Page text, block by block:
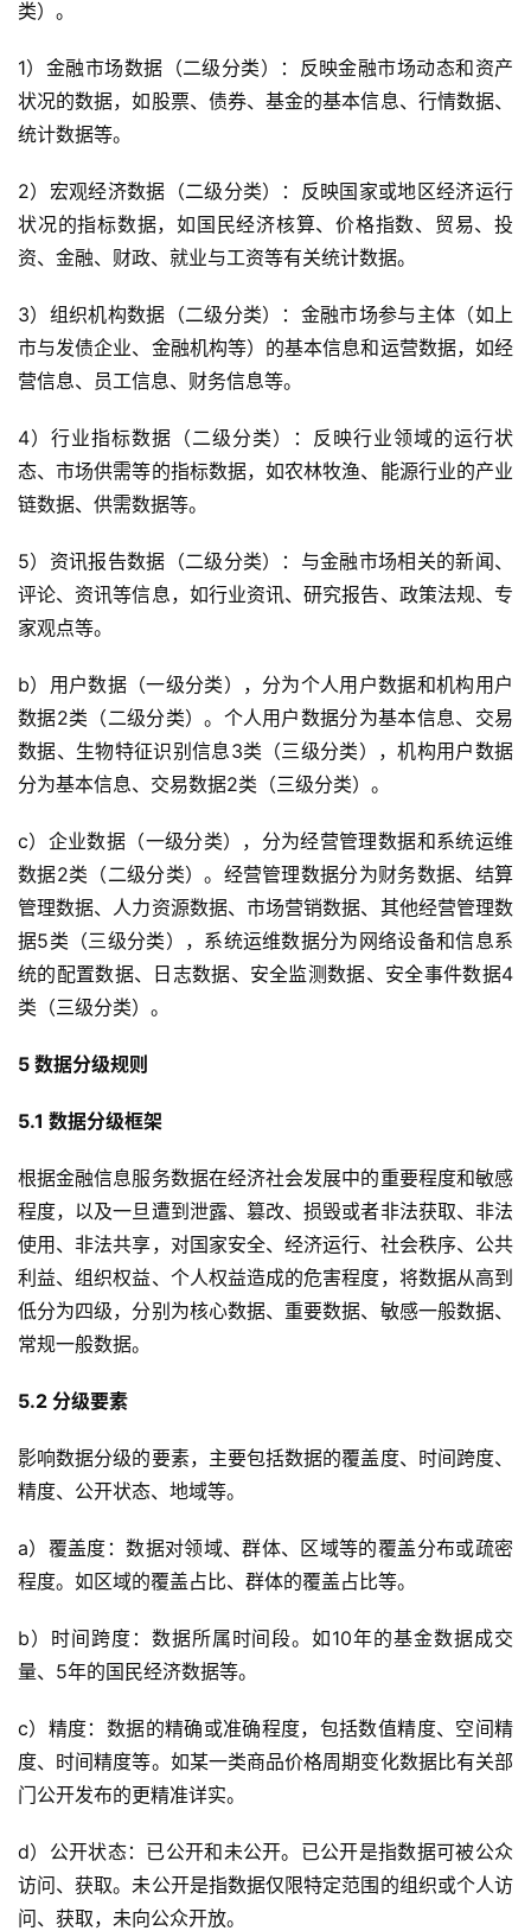
类）。
1）金融市场数据（二级分类）：反映金融市场动态和资产
状况的数据，如股票、债券、基金的基本信息、行情数据、
统计数据等。
2）宏观经济数据（二级分类）：反映国家或地区经济运行
状况的指标数据，如国民经济核算、价格指数、贸易、投
资、金融、财政、就业与工资等有关统计数据。
3）组织机构数据（二级分类）：金融市场参与主体（如上
市与发债企业、金融机构等）的基本信息和运营数据，如经
营信息、员工信息、财务信息等。
4）行业指标数据（二级分类）：反映行业领域的运行状
态、市场供需等的指标数据，如农林牧渔、能源行业的产业
链数据、供需数据等。
5）资讯报告数据（二级分类）：与金融市场相关的新闻、
评论、资讯等信息，如行业资讯、研究报告、政策法规、专
家观点等。
b）用户数据（一级分类），分为个人用户数据和机构用户
数据2类（二级分类）。个人用户数据分为基本信息、交易
数据、生物特征识别信息3类（三级分类），机构用户数据
分为基本信息、交易数据2类（三级分类）。
c）企业数据（一级分类），分为经营管理数据和系统运维
数据2类（二级分类）。经营管理数据分为财务数据、结算
管理数据、人力资源数据、市场营销数据、其他经营管理数
据5类（三级分类），系统运维数据分为网络设备和信息系
统的配置数据、日志数据、安全监测数据、安全事件数据4
类（三级分类）。
5 数据分级规则
5.1 数据分级框架
根据金融信息服务数据在经济社会发展中的重要程度和敏感
程度，以及一旦遭到泄露、篡改、损毁或者非法获取、非法
使用、非法共享，对国家安全、经济运行、社会秩序、公共
利益、组织权益、个人权益造成的危害程度，将数据从高到
低分为四级，分别为核心数据、重要数据、敏感一般数据、
常规一般数据。
5.2 分级要素
影响数据分级的要素，主要包括数据的覆盖度、时间跨度、
精度、公开状态、地域等。
a）覆盖度：数据对领域、群体、区域等的覆盖分布或疏密
程度。如区域的覆盖占比、群体的覆盖占比等。
b）时间跨度：数据所属时间段。如10年的基金数据成交
量、5年的国民经济数据等。
c）精度：数据的精确或准确程度，包括数值精度、空间精
度、时间精度等。如某一类商品价格周期变化数据比有关部
门公开发布的更精准详实。
d）公开状态：已公开和未公开。已公开是指数据可被公众
访问、获取。未公开是指数据仅限特定范围的组织或个人访
问、获取，未向公众开放。